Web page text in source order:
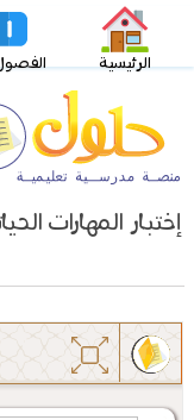
الرئيسية
إختبار المهارات